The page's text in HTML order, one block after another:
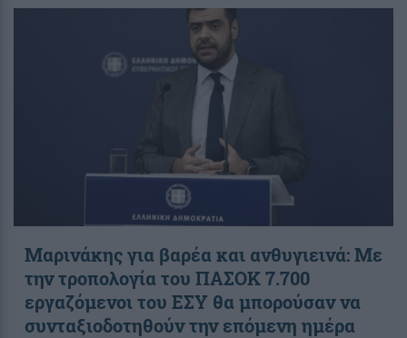
Μαρινάκης για βαρέα και ανθυγιεινά: Με
την τροπολογία του ΠΑΣΟΚ 7.700
εργαζόμενοι του ΕΣΥ θα μπορούσαν να
συνταξιοδοτηθούν την επόμενη ημέρα